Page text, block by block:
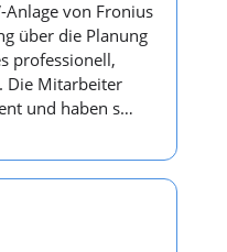
Anlage von Fronius
über die Planung
professionell,
Die Mitarbeiter
und haben s…